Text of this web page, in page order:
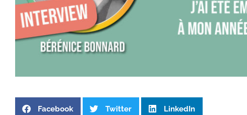
Facebook Twitter LinkedIn